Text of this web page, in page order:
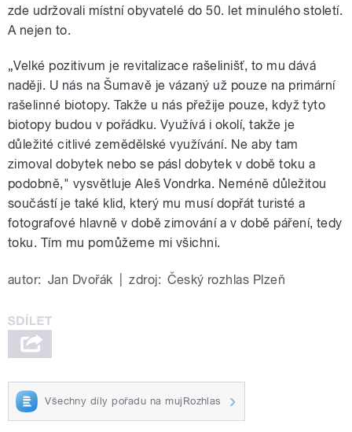
zde udržovali místní obyvatelé do 50. let minulého století.
A nejen to.
„Velké pozitivum je revitalizace rašelinišť, to mu dává
naději. U nás na Šumavě je vázaný už pouze na primární
rašelinné biotopy. Takže u nás přežije pouze, když tyto
biotopy budou v pořádku. Využívá i okolí, takže je
důležité citlivé zemědělské využívání. Ne aby tam
zimoval dobytek nebo se pásl dobytek v době toku a
podobně," vysvětluje Aleš Vondrka. Neméně důležitou
součástí je také klid, který mu musí dopřát turisté a
fotografové hlavně v době zimování a v době páření, tedy
toku. Tím mu pomůžeme mi všichni.
autor: Jan Dvořák zdroj: Český rozhlas Plzeň
Všechny díly pořadu na mujRozhlas